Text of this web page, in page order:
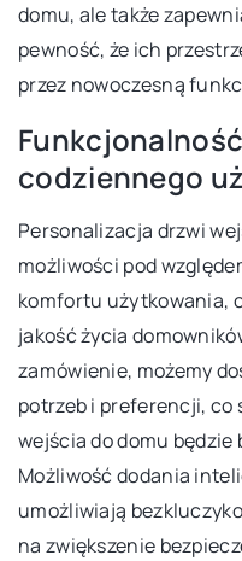
domu, ale także
pewność, że ich
przez nowoczesną
codziennego
Personalizacja drzwi
możliwości pod
komfortu użytkowania,
jakość życia
zamówienie, możemy
potrzeb i preferencji, co
wejścia do domu
Możliwość dodania
umożliwiają
na zwiększenie